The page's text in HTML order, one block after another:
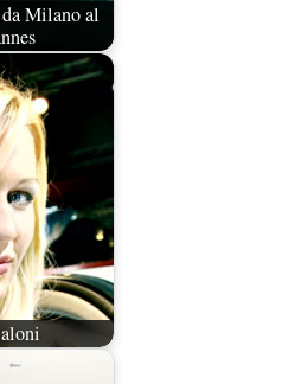
Milano al